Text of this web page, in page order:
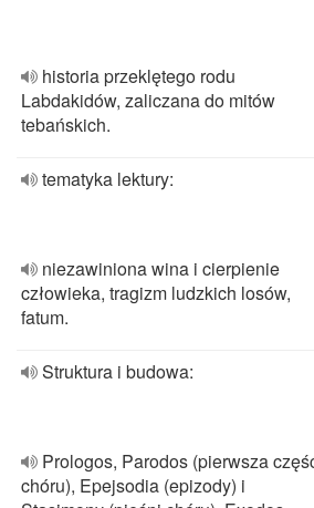
historia przeklętego rodu
Labdakidów, zaliczana do mitów
tebańskich.
tematyka lektury:
niezawiniona wina i cierpienie
człowieka, tragizm ludzkich losów,
fatum.
Struktura i budowa:
Prologos, Parodos (pierwsza
chóru), Epejsodia (epizody) i